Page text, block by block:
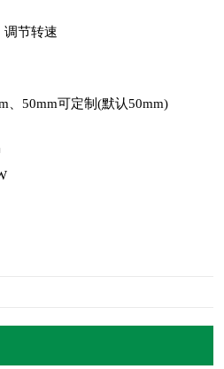
调节转速
、50mm可定制(默认50mm)